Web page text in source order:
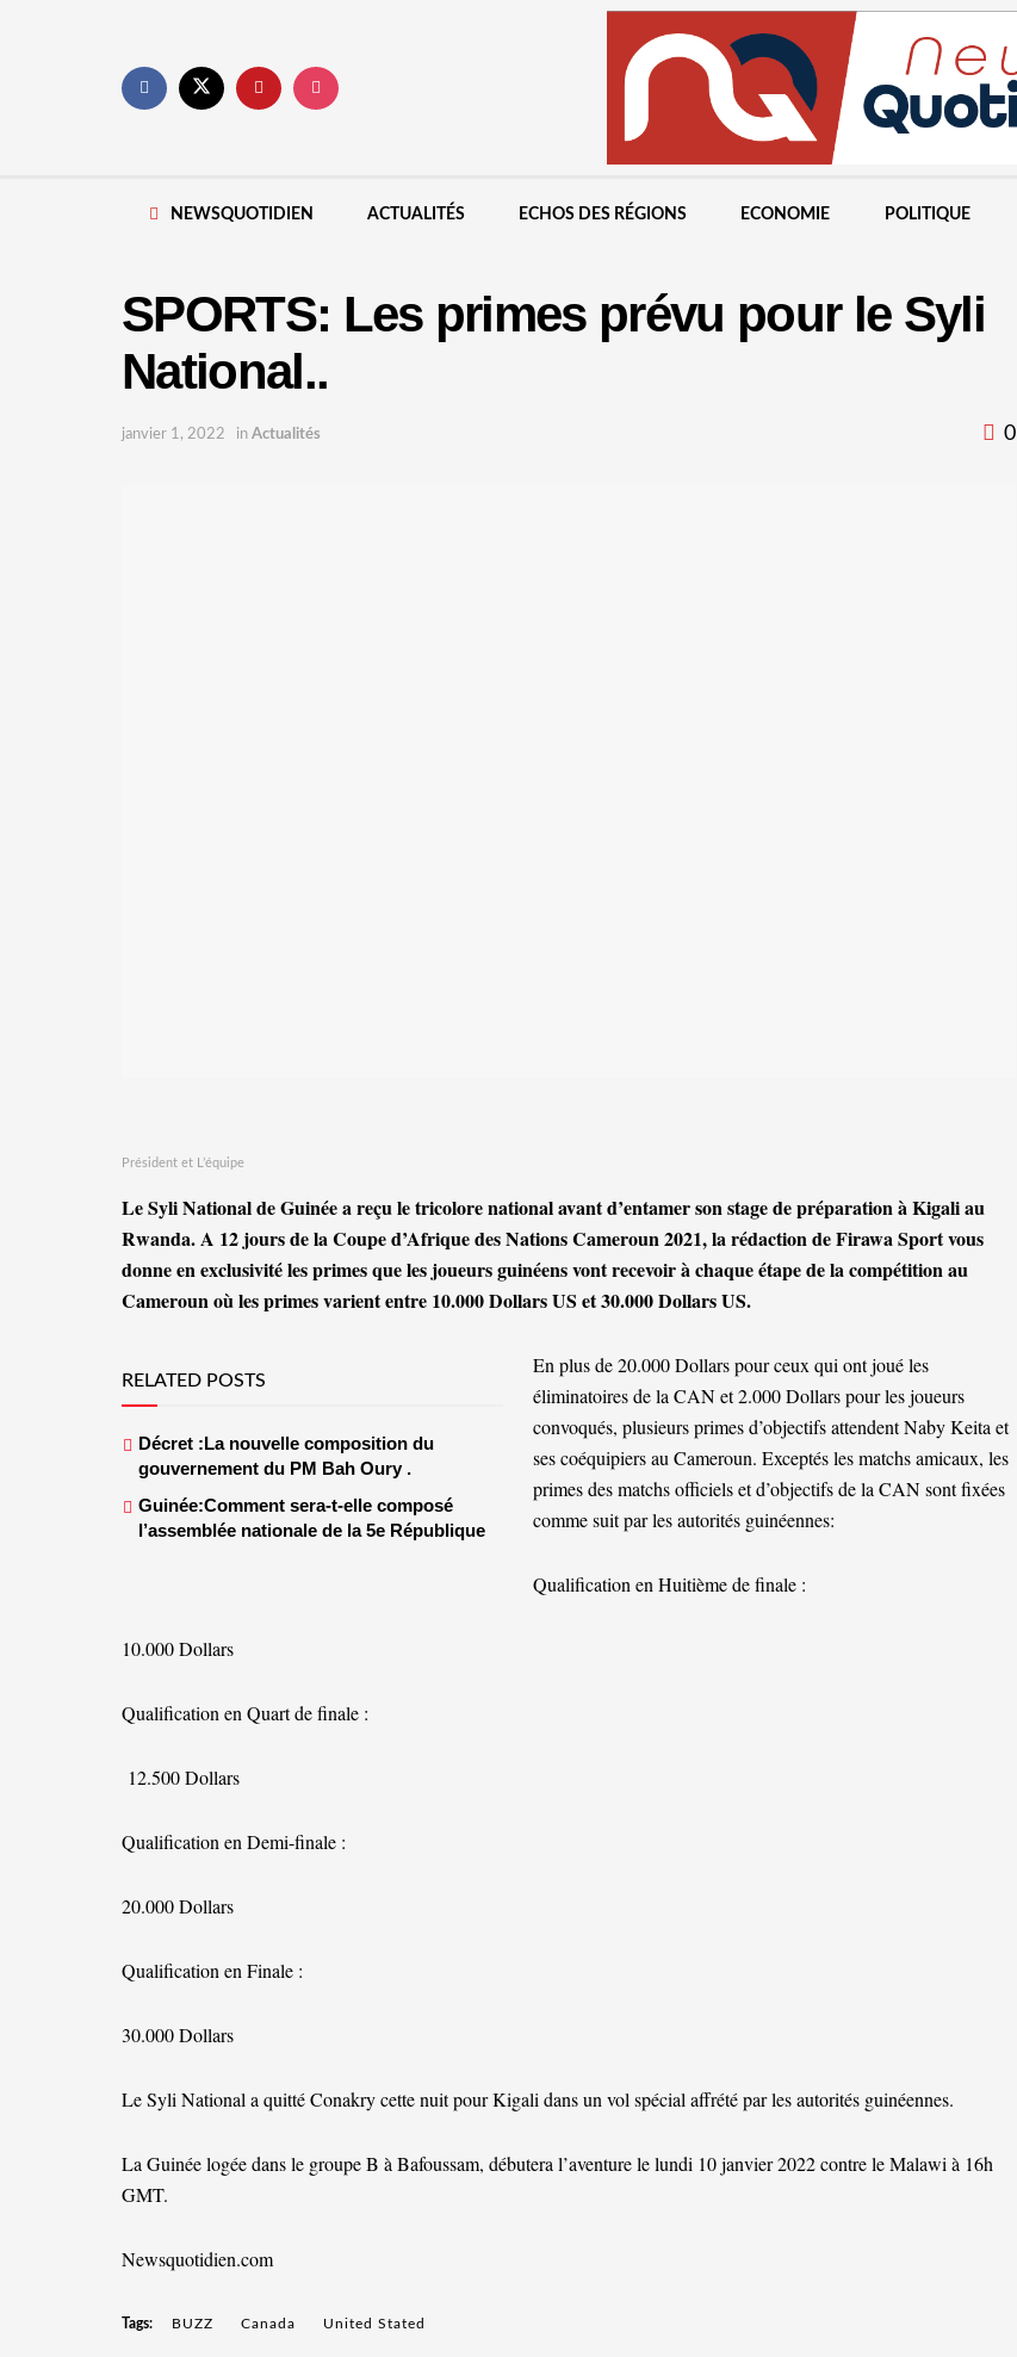
NEWSQUOTIDIEN ACTUALITÉS ECHOS DES RÉGIONS ECONOMIE POLITIQUE
SPORTS: Les primes prévu pour le Syli
National..
janvier 1, 2022 in Actualités 0
Président et L’équipe
Le Syli National de Guinée a reçu le tricolore national avant d’entamer son stage de préparation à Kigali au
Rwanda. A 12 jours de la Coupe d’Afrique des Nations Cameroun 2021, la rédaction de Firawa Sport vous
donne en exclusivité les primes que les joueurs guinéens vont recevoir à chaque étape de la compétition au
Cameroun où les primes varient entre 10.000 Dollars US et 30.000 Dollars US.
RELATED POSTS
Décret :La nouvelle composition du
gouvernement du PM Bah Oury .
Guinée:Comment sera-t-elle composé
l’assemblée nationale de la 5e République
En plus de 20.000 Dollars pour ceux qui ont joué les
éliminatoires de la CAN et 2.000 Dollars pour les joueurs
convoqués, plusieurs primes d’objectifs attendent Naby Keita et
ses coéquipiers au Cameroun. Exceptés les matchs amicaux, les
primes des matchs officiels et d’objectifs de la CAN sont fixées
comme suit par les autorités guinéennes:
Qualification en Huitième de finale :
10.000 Dollars
Qualification en Quart de finale :
12.500 Dollars
Qualification en Demi-finale :
20.000 Dollars
Qualification en Finale :
30.000 Dollars
Le Syli National a quitté Conakry cette nuit pour Kigali dans un vol spécial affrété par les autorités guinéennes.
La Guinée logée dans le groupe B à Bafoussam, débutera l’aventure le lundi 10 janvier 2022 contre le Malawi à 16h
GMT.
Newsquotidien.com
Tags: BUZZ Canada United Stated